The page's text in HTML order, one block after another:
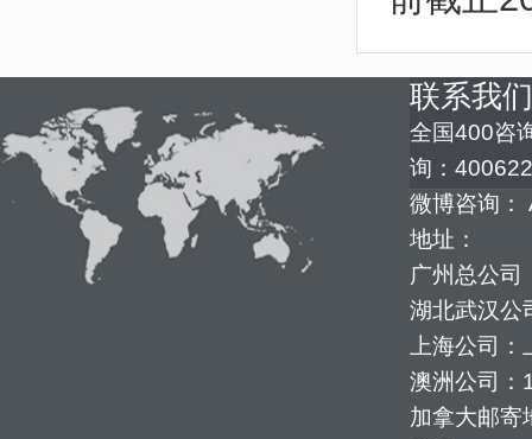
联系我们
全国400咨
询：
微博咨询：
地址：
广州总公
湖北武汉公
上海公司
澳洲公司：
加拿大邮寄